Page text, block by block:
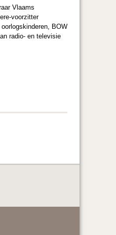
Vlaams
voorzitter
BOW
radio- en televisie